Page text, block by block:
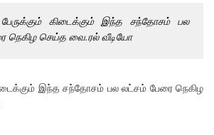
கிடைக்கும் இந்த சந்தோசம் பல
நெகிழ செய்த வை.ரல் வீடியோ
இந்த சந்தோசம் பல லட்சம் பேரை நெகிழ